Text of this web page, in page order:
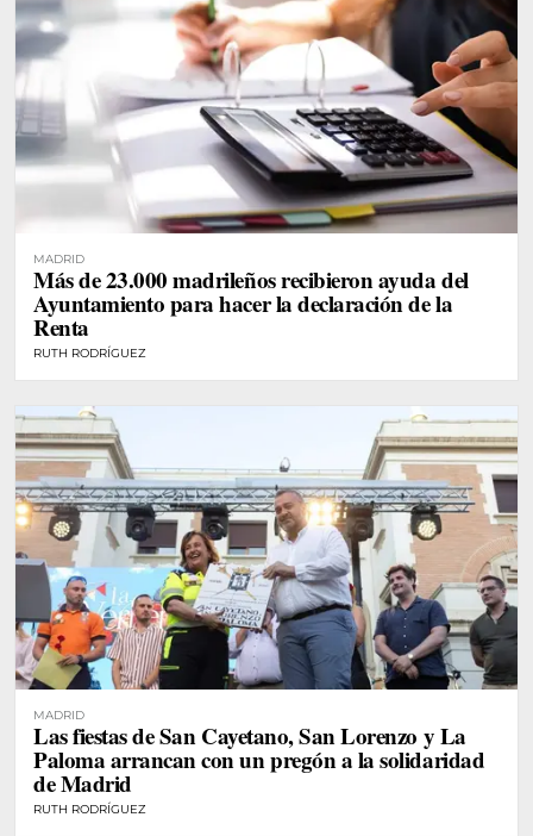
MADRID
Más de 23.000 madrileños recibieron ayuda del
Ayuntamiento para hacer la declaración de la
Renta
RUTH RODRÍGUEZ
MADRID
Las fiestas de San Cayetano, San Lorenzo y La
Paloma arrancan con un pregón a la solidaridad
de Madrid
RUTH RODRÍGUEZ